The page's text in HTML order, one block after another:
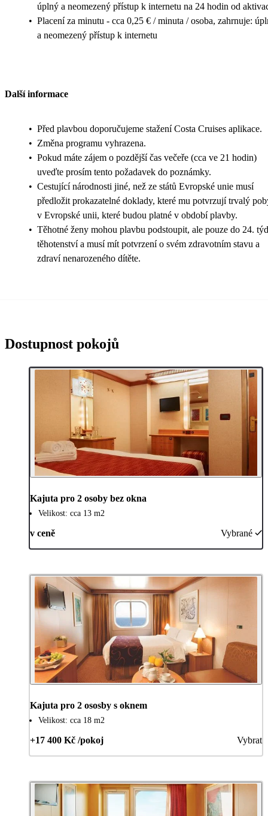
úplný a neomezený přístup k internetu na 24 hodin od
• Placení za minutu - cca 0,25 € / minuta / osoba, zahrnuje:
a neomezený přístup k internetu
Další informace
• Před plavbou doporučujeme stažení Costa Cruises aplikace.
• Změna programu vyhrazena.
• Pokud máte zájem o pozdější čas večeře (cca ve 21 hodin)
uveďte prosím tento požadavek do poznámky.
• Cestující národnosti jiné, než ze států Evropské unie musí
předložit prokazatelné doklady, které mu potvrzují trvalý
v Evropské unii, které budou platné v období plavby.
• Těhotné ženy mohou plavbu podstoupit, ale pouze do 24.
těhotenství a musí mít potvrzení o svém zdravotním stavu a
zdraví nenarozeného dítěte.
Dostupnost pokojů
Kajuta pro 2 osoby bez okna
Velikost: cca 13 m2
v ceně Vybrané
Kajuta pro 2 ososby s oknem
Velikost: cca 18 m2
+17 400 Kč /pokoj Vybrat